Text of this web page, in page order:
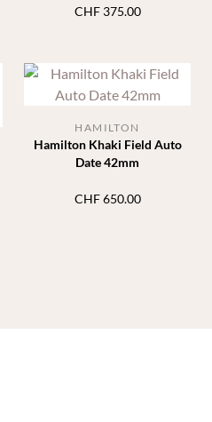
CHF375.00
Hamilton Khaki Field Auto
Date 42mm
HAMILTON
CHF650.00